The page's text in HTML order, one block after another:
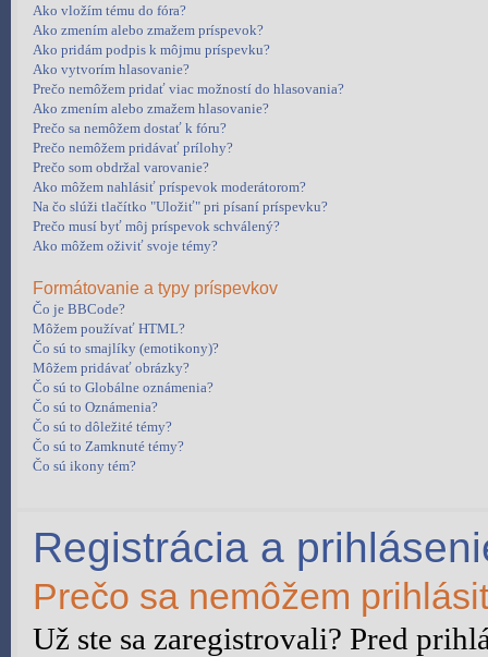
Ako vložím tému do fóra?
Ako zmením alebo zmažem príspevok?
Ako pridám podpis k môjmu príspevku?
Ako vytvorím hlasovanie?
Prečo nemôžem pridať viac možností do hlasovania?
Ako zmením alebo zmažem hlasovanie?
Prečo sa nemôžem dostať k fóru?
Prečo nemôžem pridávať prílohy?
Prečo som obdržal varovanie?
Ako môžem nahlásiť príspevok moderátorom?
Na čo slúži tlačítko "Uložiť" pri písaní príspevku?
Prečo musí byť môj príspevok schválený?
Ako môžem oživiť svoje témy?
Formátovanie a typy príspevkov
Čo je BBCode?
Môžem používať HTML?
Čo sú to smajlíky (emotikony)?
Môžem pridávať obrázky?
Čo sú to Globálne oznámenia?
Čo sú to Oznámenia?
Čo sú to dôležité témy?
Čo sú to Zamknuté témy?
Čo sú ikony tém?
Registrácia a
Prečo sa nemôžem
Už ste sa zaregistrovali? Pred